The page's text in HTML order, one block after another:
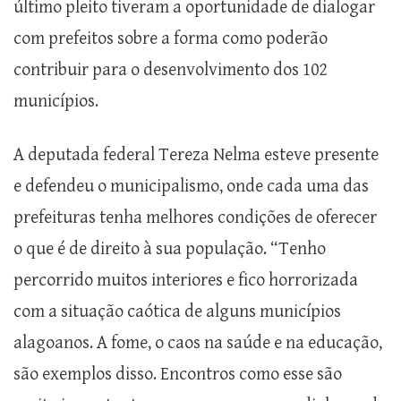
último pleito tiveram a oportunidade de dialogar
com prefeitos sobre a forma como poderão
contribuir para o desenvolvimento dos 102
municípios.
A deputada federal Tereza Nelma esteve presente
e defendeu o municipalismo, onde cada uma das
prefeituras tenha melhores condições de oferecer
o que é de direito à sua população. “Tenho
percorrido muitos interiores e fico horrorizada
com a situação caótica de alguns municípios
alagoanos. A fome, o caos na saúde e na educação,
são exemplos disso. Encontros como esse são